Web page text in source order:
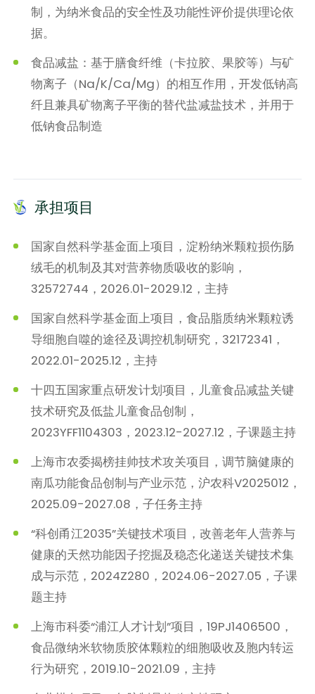
制，为纳米食品的安全性及功能性评价提供理论依
据。
食品减盐：基于膳食纤维（卡拉胶、果胶等）与矿
物离子（Na/K/Ca/Mg）的相互作用，开发低钠高
纤且兼具矿物离子平衡的替代盐减盐技术，并用于
低钠食品制造
承担项目
国家自然科学基金面上项目，淀粉纳米颗粒损伤肠
绒毛的机制及其对营养物质吸收的影响，
32572744，2026.01-2029.12，主持
国家自然科学基金面上项目，食品脂质纳米颗粒诱
导细胞自噬的途径及调控机制研究，32172341，
2022.01-2025.12，主持
十四五国家重点研发计划项目，儿童食品减盐关键
技术研究及低盐儿童食品创制，
2023YFF1104303，2023.12-2027.12，子课题主持
上海市农委揭榜挂帅技术攻关项目，调节脑健康的
南瓜功能食品创制与产业示范，沪农科V2025012，
2025.09-2027.08，子任务主持
“科创甬江2035”关键技术项目，改善老年人营养与
健康的天然功能因子挖掘及稳态化递送关键技术集
成与示范，2024Z280，2024.06-2027.05，子课
题主持
上海市科委“浦江人才计划”项目，19PJ1406500，
食品微纳米软物质胶体颗粒的细胞吸收及胞内转运
行为研究，2019.10-2021.09，主持